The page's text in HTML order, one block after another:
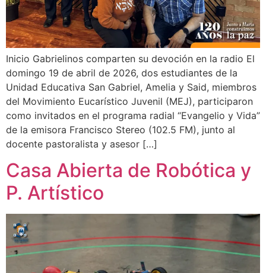
Inicio Gabrielinos comparten su devoción en la radio El
domingo 19 de abril de 2026, dos estudiantes de la
Unidad Educativa San Gabriel, Amelia y Said, miembros
del Movimiento Eucarístico Juvenil (MEJ), participaron
como invitados en el programa radial “Evangelio y Vida”
de la emisora Francisco Stereo (102.5 FM), junto al
docente pastoralista y asesor […]
Casa Abierta de Robótica y
P. Artístico